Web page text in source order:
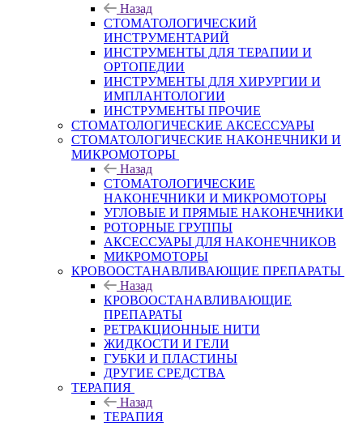
Назад
СТОМАТОЛОГИЧЕСКИЙ
ИНСТРУМЕНТАРИЙ
ИНСТРУМЕНТЫ ДЛЯ ТЕРАПИИ И
ОРТОПЕДИИ
ИНСТРУМЕНТЫ ДЛЯ ХИРУРГИИ И
ИМПЛАНТОЛОГИИ
ИНСТРУМЕНТЫ ПРОЧИЕ
СТОМАТОЛОГИЧЕСКИЕ АКСЕССУАРЫ
СТОМАТОЛОГИЧЕСКИЕ НАКОНЕЧНИКИ И
МИКРОМОТОРЫ
Назад
СТОМАТОЛОГИЧЕСКИЕ
НАКОНЕЧНИКИ И МИКРОМОТОРЫ
УГЛОВЫЕ И ПРЯМЫЕ НАКОНЕЧНИКИ
РОТОРНЫЕ ГРУППЫ
АКСЕССУАРЫ ДЛЯ НАКОНЕЧНИКОВ
МИКРОМОТОРЫ
КРОВООСТАНАВЛИВАЮЩИЕ ПРЕПАРАТЫ
Назад
КРОВООСТАНАВЛИВАЮЩИЕ
ПРЕПАРАТЫ
РЕТРАКЦИОННЫЕ НИТИ
ЖИДКОСТИ И ГЕЛИ
ГУБКИ И ПЛАСТИНЫ
ДРУГИЕ СРЕДСТВА
ТЕРАПИЯ
Назад
ТЕРАПИЯ